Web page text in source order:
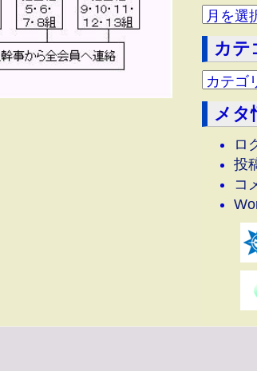
アーカイ
カテ
メタ
ロ
投
コ